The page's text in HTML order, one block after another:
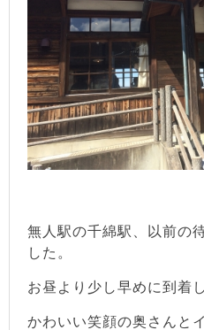
無人駅の千綿駅、以前の
した。
お昼より少し早めに到着
かわいい笑顔の奥さんと